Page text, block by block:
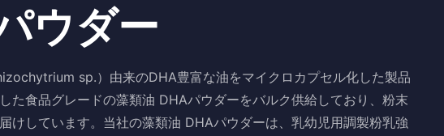
ウダー
sp.）由来のDHA豊富な油をマイクロカプセル化した製品
た食品グレードの藻類油 DHAパウダーをバルク供給しており、粉末
けしています。当社の藻類油 DHAパウダーは、乳幼児用調製粉乳強